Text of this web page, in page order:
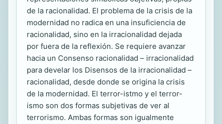
de la racionalidad. El problema de la crisis de la
modernidad no radica en una insuficiencia de
racionalidad, sino en la irracionalidad dejada
por fuera de la reflexión. Se requiere avanzar
hacia un Consenso racionalidad – irracionalidad
para develar los Disensos de la irracionalidad –
racionalidad, desde donde se origina la crisis
de la modernidad. El terror-istmo y el terror-
ismo son dos formas subjetivas de ver al
terrorismo. Ambas formas son igualmente